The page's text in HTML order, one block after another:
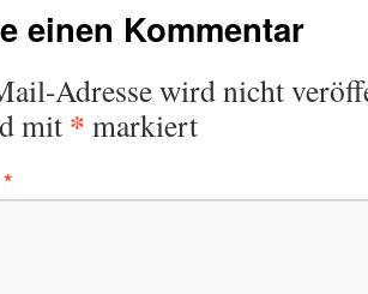
einen Kommentar
Adresse wird nicht
mit * markiert
*